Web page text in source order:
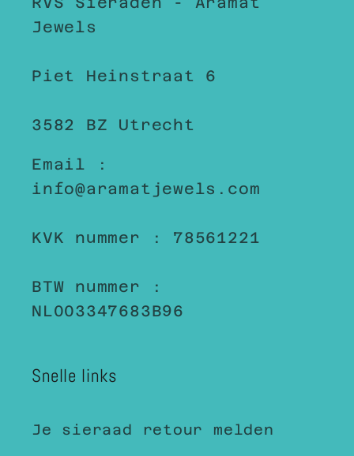
Jewels
Piet Heinstraat 6
3582 BZ Utrecht
Email :
info@aramatjewels.com
KVK nummer : 78561221
BTW nummer :
NL003347683B96
Snelle links
Je sieraad retour melden